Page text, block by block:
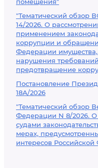
"Тематический обзор
14/2026. О
применением
коррупции и
Федерации имущества,
нарушения
предотвращение
Постановление
18А/2026
"Тематический обзор
Федерации N 8/2026.
судами
мерах,
интересов